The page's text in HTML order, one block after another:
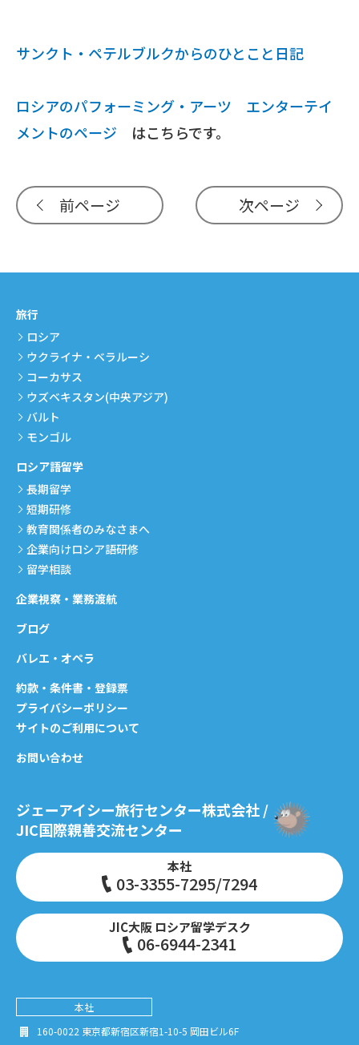
サンクト・ペテルブルクからのひとこと日記
ロシアのパフォーミング・アーツ エンターテイ
メントのページ
はこちらです。
前ページ 次ページ
旅行
ロシア
ウクライナ・ベラルーシ
コーカサス
ウズベキスタン(中央アジア)
バルト
モンゴル
ロシア語留学
長期留学
短期研修
教育関係者のみなさまへ
企業向けロシア語研修
留学相談
企業視察・業務渡航
ブログ
バレエ・オペラ
約款・条件書・登録票
プライバシーポリシー
サイトのご利用について
お問い合わせ
ジェーアイシー旅行センター株式会社 /
JIC国際親善交流センター
本社
03-3355-7295/7294
JIC大阪 ロシア留学デスク
06-6944-2341
本社
160-0022 東京都新宿区新宿1-10-5 岡田ビル6F